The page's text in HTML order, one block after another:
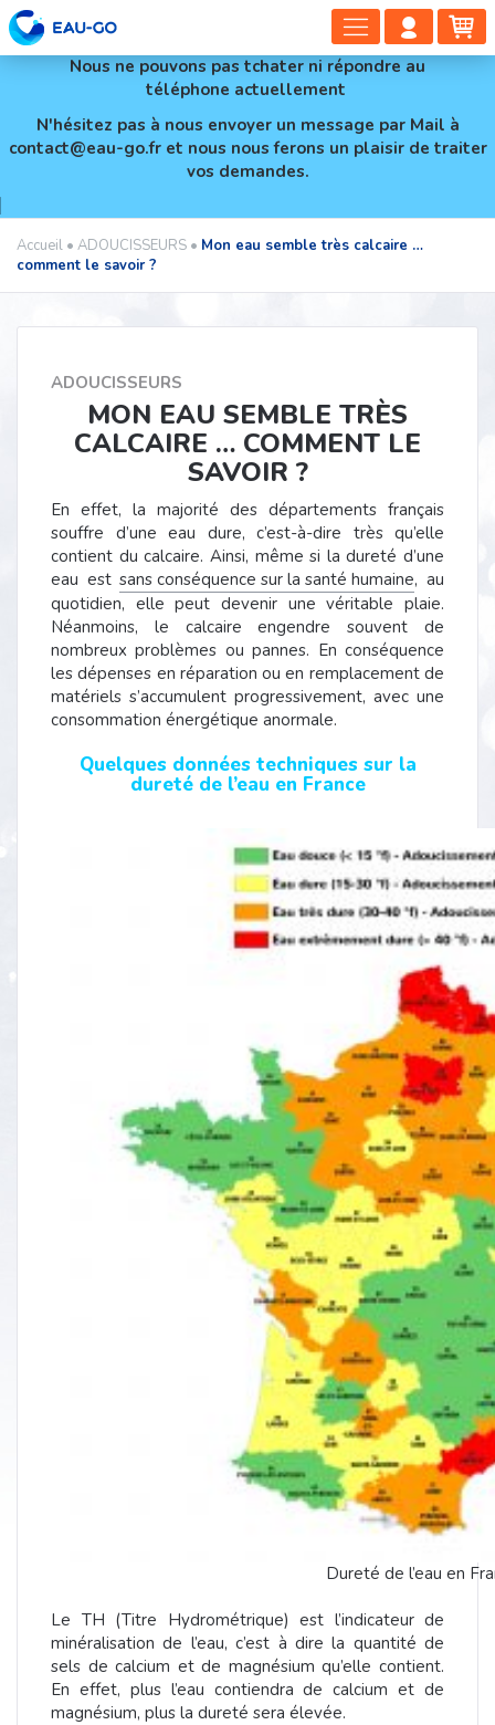
Nous ne pouvons pas tchater ni répondre au
téléphone actuellement
N'hésitez pas à nous envoyer un message par Mail à
contact@eau-go.fr et nous nous ferons un plaisir de traiter
vos demandes.
DÉPLIER
LA
Accueil • ADOUCISSEURS • Mon eau semble très calcaire …
comment le savoir ?
ADOUCISSEURS
MON EAU SEMBLE TRÈS
CALCAIRE … COMMENT LE
SAVOIR ?
En effet, la majorité des départements français
souffre d’une eau dure, c’est-à-dire très qu’elle
contient du calcaire. Ainsi, même si la dureté d’une
eau estsans conséquence sur la santé humaine, au
quotidien, elle peut devenir une véritable plaie.
Néanmoins, le calcaire engendre souvent de
nombreux problèmes ou pannes. En conséquence
les dépenses en réparation ou en remplacement de
matériels s’accumulent progressivement, avec une
consommation énergétique anormale.
Quelques données techniques sur la
dureté de l’eau en France
Dureté de l’eau en
Le TH (Titre Hydrométrique) est l’indicateur de
minéralisation de l’eau, c’est à dire la quantité de
sels de calcium et de magnésium qu’elle contient.
En effet, plus l’eau contiendra de calcium et de
magnésium, plus la dureté sera élevée.